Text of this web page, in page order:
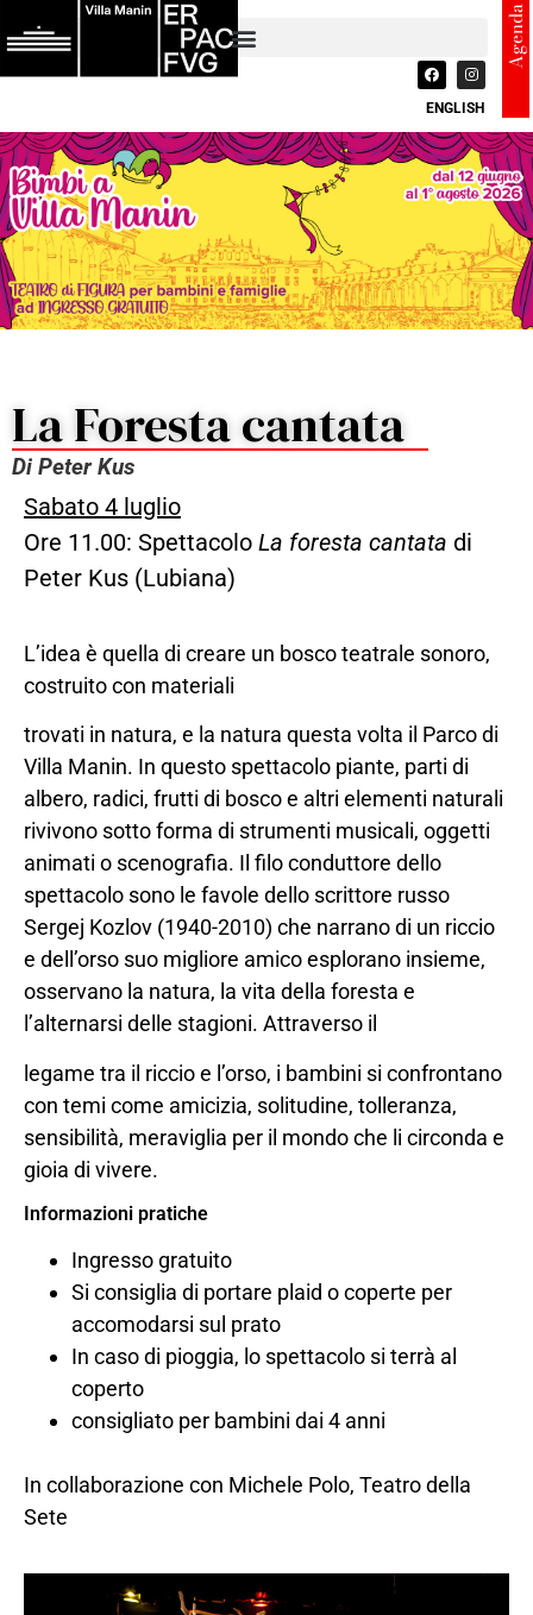
ENGLISH
Agenda
La Foresta cantata
Di Peter Kus
Sabato 4 luglio
Ore 11.00: Spettacolo La foresta cantata di
Peter Kus (Lubiana)
L’idea è quella di creare un bosco teatrale sonoro,
costruito con materiali
trovati in natura, e la natura questa volta il Parco di
Villa Manin. In questo spettacolo piante, parti di
albero, radici, frutti di bosco e altri elementi naturali
rivivono sotto forma di strumenti musicali, oggetti
animati o scenografia. Il filo conduttore dello
spettacolo sono le favole dello scrittore russo
Sergej Kozlov (1940-2010) che narrano di un riccio
e dell’orso suo migliore amico esplorano insieme,
osservano la natura, la vita della foresta e
l’alternarsi delle stagioni. Attraverso il
legame tra il riccio e l’orso, i bambini si confrontano
con temi come amicizia, solitudine, tolleranza,
sensibilità, meraviglia per il mondo che li circonda e
gioia di vivere.
Informazioni pratiche
Ingresso gratuito
Si consiglia di portare plaid o coperte per
accomodarsi sul prato
In caso di pioggia, lo spettacolo si terrà al
coperto
consigliato per bambini dai 4 anni
In collaborazione con Michele Polo, Teatro della
Sete